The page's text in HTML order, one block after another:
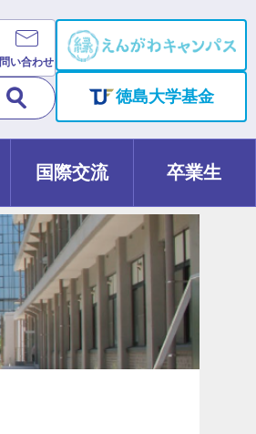
問い合わせ
徳島大学基金
国際交流 卒業生